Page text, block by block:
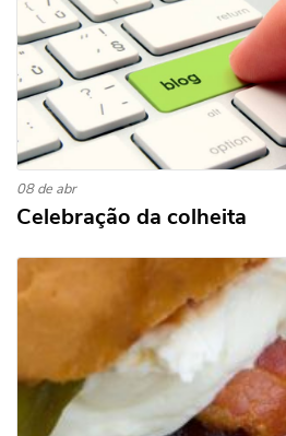
08 de abr
Celebração da colheita